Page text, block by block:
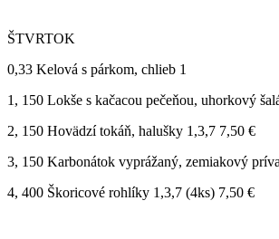
ŠTVRTOK
0,33 Kelová s párkom, chlieb 1
1, 150 Lokše s kačacou pečeňou, uhorkový
2, 150 Hovädzí tokáň, halušky 1,3,7 7,50 €
3, 150 Karbonátok vyprážaný, zemiakový
4, 400 Škoricové rohlíky 1,3,7 (4ks) 7,50 €